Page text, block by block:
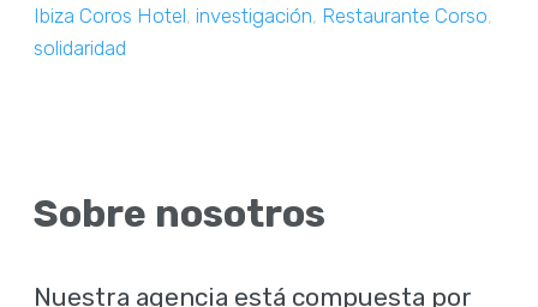
Ibiza Coros Hotel,investigación, Restaurante Corso,
solidaridad
Sobre nosotros
Nuestra agencia está compuesta por